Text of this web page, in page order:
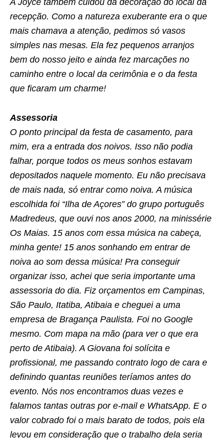
A Joyce também cuidou da decoração do local da
recepção. Como a natureza exuberante era o que
mais chamava a atenção, pedimos só vasos
simples nas mesas. Ela fez pequenos arranjos
bem do nosso jeito e ainda fez marcações no
caminho entre o local da cerimônia e o da festa
que ficaram um charme!
Assessoria
O ponto principal da festa de casamento, para
mim, era a entrada dos noivos. Isso não podia
falhar, porque todos os meus sonhos estavam
depositados naquele momento. Eu não precisava
de mais nada, só entrar como noiva. A música
escolhida foi “Ilha de Açores” do grupo português
Madredeus, que ouvi nos anos 2000, na minissérie
Os Maias. 15 anos com essa música na cabeça,
minha gente! 15 anos sonhando em entrar de
noiva ao som dessa música! Pra conseguir
organizar isso, achei que seria importante uma
assessoria do dia. Fiz orçamentos em Campinas,
São Paulo, Itatiba, Atibaia e cheguei a uma
empresa de Bragança Paulista. Foi no Google
mesmo. Com mapa na mão (para ver o que era
perto de Atibaia). A Giovana foi solícita e
profissional, me passando contrato logo de cara e
definindo quantas reuniões teríamos antes do
evento. Nós nos encontramos duas vezes e
falamos tantas outras por e-mail e WhatsApp. E o
valor cobrado foi o mais barato de todos, pois ela
levou em consideração que o trabalho dela seria